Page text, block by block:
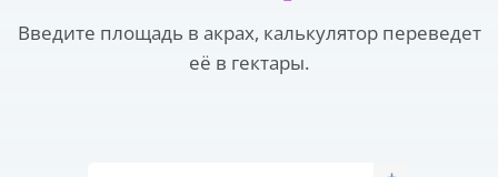
Введите площадь в акрах, калькулятор переведет
её в гектары.